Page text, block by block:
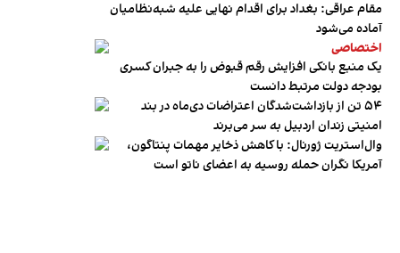
مقام عراقی: بغداد برای اقدام نهایی علیه شبه‌نظامیان
آماده می‌شود
اختصاصی
یک منبع بانکی افزایش رقم قبوض را به جبران کسری
بودجه دولت مرتبط دانست
۵۴ تن از بازداشت‌شدگان اعتراضات دی‌ماه در بند
امنیتی زندان اردبیل به سر می‌برند
وال‌استریت ژورنال: با کاهش ذخایر مهمات پنتاگون،
آمریکا نگران حمله روسیه به اعضای ناتو‌ است